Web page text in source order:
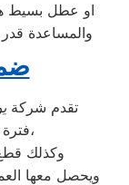
او عطل بسيط
والمساعدة
تقدم شركة
على جميع الأجهزة المنزلية،
وكذلك قطع
ويحصل معها